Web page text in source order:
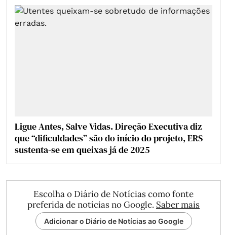
Ligue Antes, Salve Vidas. Direção Executiva diz
que “dificuldades” são do início do projeto, ERS
sustenta-se em queixas já de 2025
Escolha o Diário de Notícias como fonte
preferida de notícias no Google. Saber mais
Adicionar o Diário de Notícias ao Google